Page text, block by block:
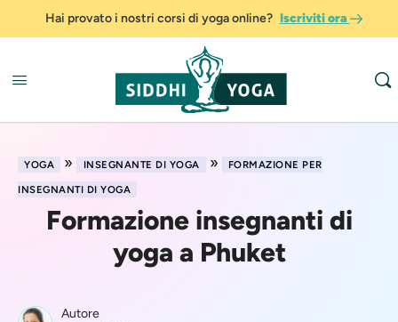
Hai provato i nostri corsi di yoga online? Iscriviti ora
YOGA » INSEGNANTE DI YOGA »
FORMAZIONE PER
INSEGNANTI DI YOGA
Formazione insegnanti di
yoga a Phuket
Autore